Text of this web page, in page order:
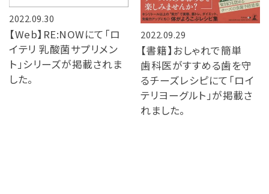
2022.09.30
【Web】RE:NOWにて「ロ
イテリ 乳酸菌サプリメン
ト」シリーズが掲載されま
した。
2022.09.29
【書籍】おしゃれで簡単
歯科医がすすめる歯を守
るチーズレシピにて「ロイ
テリヨーグルト」が掲載さ
れました。